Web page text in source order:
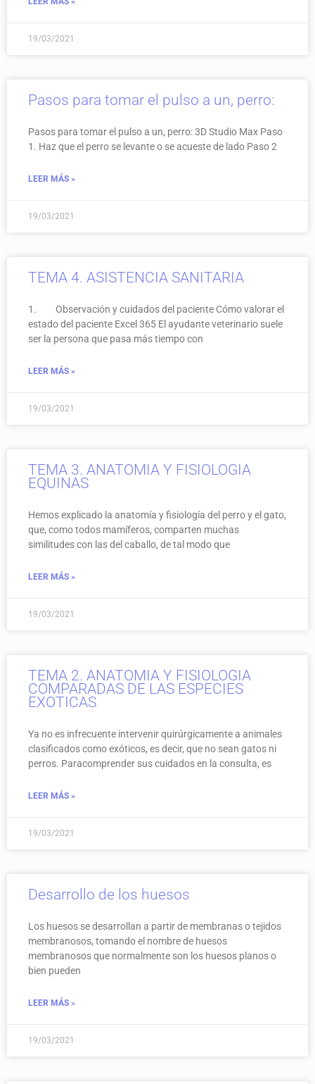
19/03/2021
Pasos para tomar el pulso a un, perro:
Pasos para tomar el pulso a un, perro: 3D Studio Max Paso
1. Haz que el perro se levante o se acueste de lado Paso 2
LEER MÁS »
19/03/2021
TEMA 4. ASISTENCIA SANITARIA
1. Observación y cuidados del paciente Cómo valorar el
estado del paciente Excel 365 El ayudante veterinario suele
ser la persona que pasa más tiempo con
LEER MÁS »
19/03/2021
TEMA 3. ANATOMIA Y FISIOLOGIA
EQUINAS
Hemos explicado la anatomía y fisiología del perro y el gato,
que, como todos mamíferos, comparten muchas
similitudes con las del caballo, de tal modo que
LEER MÁS »
19/03/2021
TEMA 2. ANATOMIA Y FISIOLOGIA
COMPARADAS DE LAS ESPECIES
EXOTICAS
Ya no es infrecuente intervenir quirúrgicamente a animales
clasificados como exóticos, es decir, que no sean gatos ni
perros. Paracomprender sus cuidados en la consulta, es
LEER MÁS »
19/03/2021
Desarrollo de los huesos
Los huesos se desarrollan a partir de membranas o tejidos
membranosos, tomando el nombre de huesos
membranosos que normalmente son los huesos planos o
bien pueden
LEER MÁS »
19/03/2021